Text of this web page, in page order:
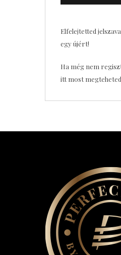
Elfelejtetted
egy újért!
Ha még nem
itt most